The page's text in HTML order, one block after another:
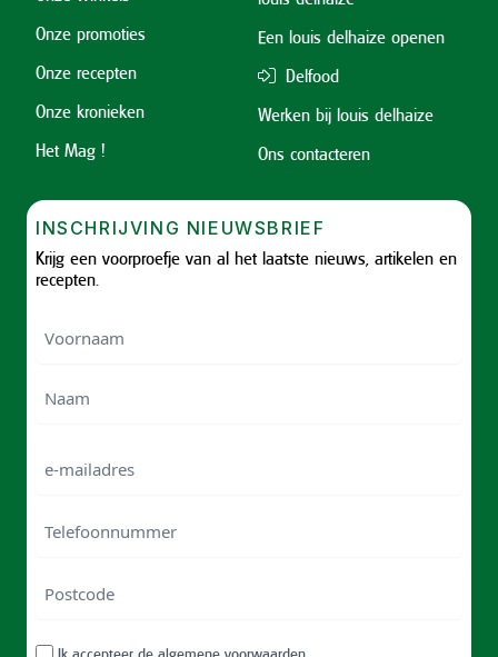
Onze promoties
Onze recepten
Onze kronieken
Het Mag !
Een louis delhaize openen
Delfood
Werken bij louis delhaize
Ons contacteren
INSCHRIJVING NIEUWSBRIEF
Krijg een voorproefje van al het laatste nieuws, artikelen en
recepten.
mailadres
RGPDIk accepteer de algemene voorwaarden